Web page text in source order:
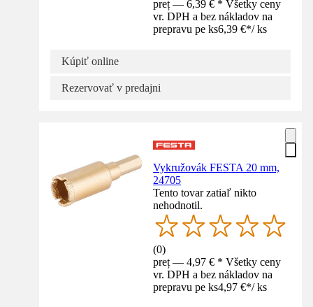
preț — 6,39 € * Všetky ceny
vr. DPH a bez nákladov na
prepravu pe ks6,39 €*/ ks
Kúpiť online
Rezervovať v predajni
Vykružovák FESTA 20 mm,
24705
Tento tovar zatiaľ nikto
nehodnotil.
(0)
preț — 4,97 € * Všetky ceny
vr. DPH a bez nákladov na
prepravu pe ks4,97 €*/ ks